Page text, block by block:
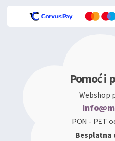
Pomoć i
Webshop
PON - PET
Besplatna